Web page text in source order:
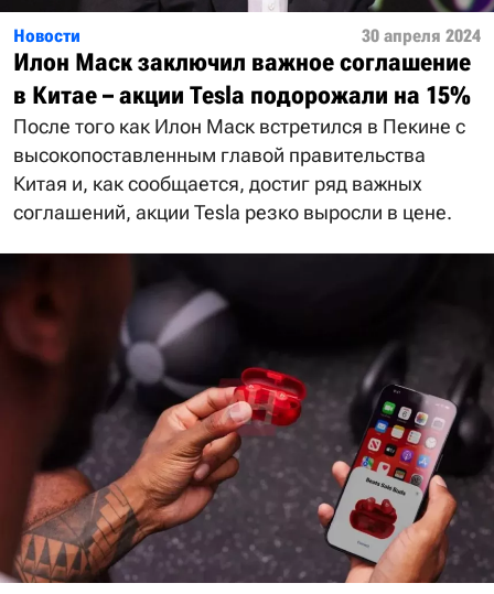
Новости 30 апреля 2024
Илон Маск заключил важное соглашение
в Китае – акции Tesla подорожали на 15%
После того как Илон Маск встретился в Пекине с
высокопоставленным главой правительства
Китая и, как сообщается, достиг ряд важных
соглашений, акции Tesla резко выросли в цене.